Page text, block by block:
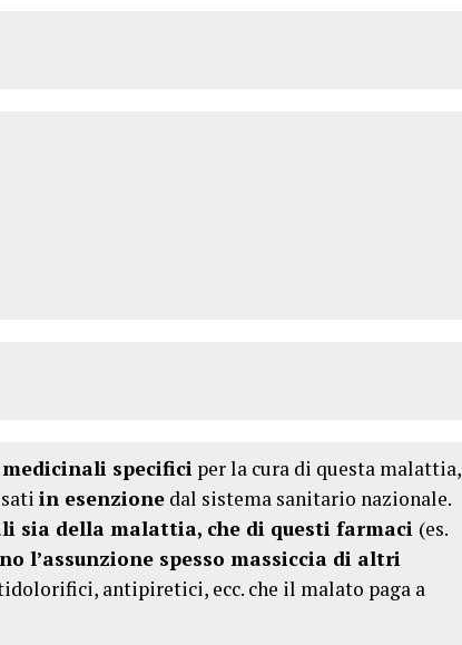
medicinali specificiper la cura di questa malattia,
in esenzionedal sistema sanitario nazionale.
sia della malattia, che di questi farmaci (es.
l’assunzione spesso massiccia di altri
antipiretici, ecc. che il malato paga a